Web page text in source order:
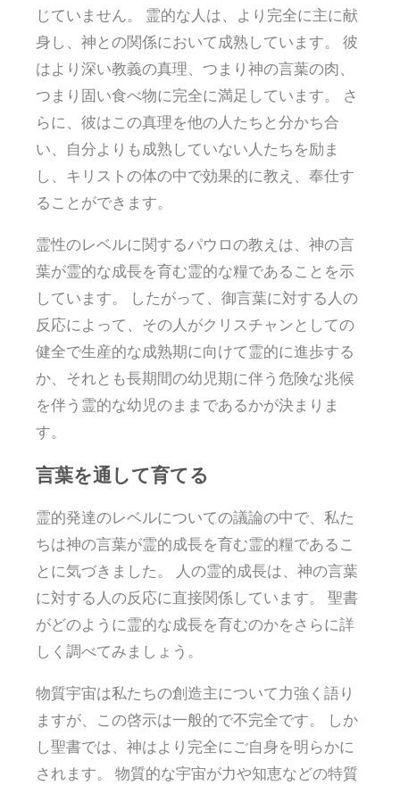
じていません。 霊的な人は、より完全に主に献
身し、神との関係において成熟しています。 彼
はより深い教義の真理、つまり神の言葉の肉、
つまり固い食べ物に完全に満足しています。 さ
らに、彼はこの真理を他の人たちと分かち合
い、自分よりも成熟していない人たちを励ま
し、キリストの体の中で効果的に教え、奉仕す
ることができます。
霊性のレベルに関するパウロの教えは、神の言
葉が霊的な成長を育む霊的な糧であることを示
しています。 したがって、御言葉に対する人の
反応によって、その人がクリスチャンとしての
健全で生産的な成熟期に向けて霊的に進歩する
か、それとも長期間の幼児期に伴う危険な兆候
を伴う霊的な幼児のままであるかが決まりま
す。
言葉を通して育てる
霊的発達のレベルについての議論の中で、私た
ちは神の言葉が霊的成長を育む霊的糧であるこ
とに気づきました。 人の霊的成長は、神の言葉
に対する人の反応に直接関係しています。 聖書
がどのように霊的な成長を育むのかをさらに詳
しく調べてみましょう。
物質宇宙は私たちの創造主について力強く語り
ますが、この啓示は一般的で不完全です。 しか
し聖書では、神はより完全にご自身を明らかに
されます。 物質的な宇宙が力や知恵などの特質